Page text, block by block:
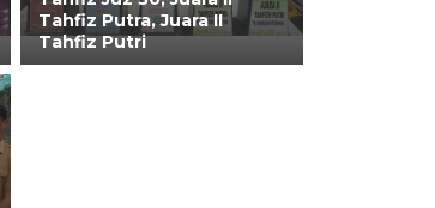
Tahfiz Putra, Juara II
Tahfiz Putri